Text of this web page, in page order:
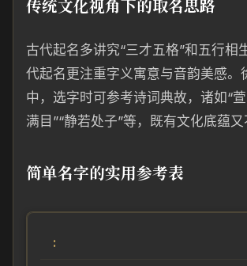
传统文化视角下的取名思路
古代起名多讲究“三才五格”和五行相
代起名更注重字义寓意与音韵美感。
中，选字时可参考诗词典故，诸如“
满目”“静若处子”等，既有文化底蕴又
简单名字的实用参考表